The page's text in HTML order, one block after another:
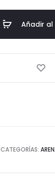
Añadir
CATEGORÍAS: